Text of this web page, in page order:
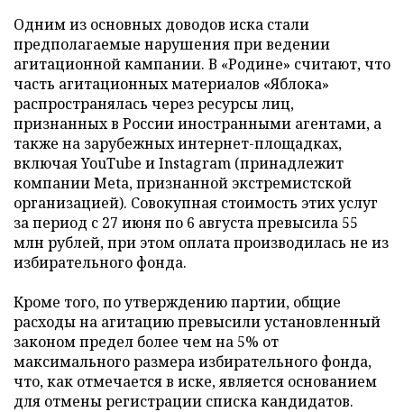
Одним из основных доводов иска стали
предполагаемые нарушения при ведении
агитационной кампании. В «Родине» считают, что
часть агитационных материалов «Яблока»
распространялась через ресурсы лиц,
признанных в России иностранными агентами, а
также на зарубежных интернет-площадках,
включая YouTube и Instagram (принадлежит
компании Meta, признанной экстремистской
организацией). Совокупная стоимость этих услуг
за период с 27 июня по 6 августа превысила 55
млн рублей, при этом оплата производилась не из
избирательного фонда.
Кроме того, по утверждению партии, общие
расходы на агитацию превысили установленный
законом предел более чем на 5% от
максимального размера избирательного фонда,
что, как отмечается в иске, является основанием
для отмены регистрации списка кандидатов.